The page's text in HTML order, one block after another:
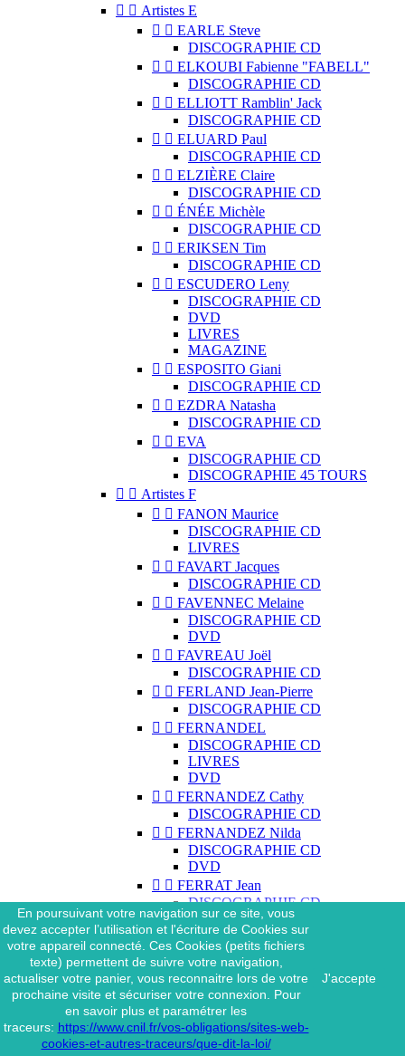
  Artistes E
  EARLE Steve
DISCOGRAPHIE CD
  ELKOUBI Fabienne "FABELL"
DISCOGRAPHIE CD
  ELLIOTT Ramblin' Jack
DISCOGRAPHIE CD
  ELUARD Paul
DISCOGRAPHIE CD
  ELZIÈRE Claire
DISCOGRAPHIE CD
  ÉNÉE Michèle
DISCOGRAPHIE CD
  ERIKSEN Tim
DISCOGRAPHIE CD
  ESCUDERO Leny
DISCOGRAPHIE CD
DVD
LIVRES
MAGAZINE
  ESPOSITO Giani
DISCOGRAPHIE CD
  EZDRA Natasha
DISCOGRAPHIE CD
  EVA
DISCOGRAPHIE CD
DISCOGRAPHIE 45 TOURS
  Artistes F
  FANON Maurice
DISCOGRAPHIE CD
LIVRES
  FAVART Jacques
DISCOGRAPHIE CD
  FAVENNEC Melaine
DISCOGRAPHIE CD
DVD
  FAVREAU Joël
DISCOGRAPHIE CD
  FERLAND Jean-Pierre
DISCOGRAPHIE CD
  FERNANDEL
DISCOGRAPHIE CD
LIVRES
DVD
  FERNANDEZ Cathy
DISCOGRAPHIE CD
  FERNANDEZ Nilda
DISCOGRAPHIE CD
DVD
  FERRAT Jean
DISCOGRAPHIE CD
DISCOGRAPHIE 45 TOURS
DISCOGRAPHIE 33 TOURS
DVD
MAGAZINE
  FERRAT Jean & SES
INTERPRÈTES
DISCOGRAPHIE CD
  FERRÉ Léo
En poursuivant votre navigation sur ce site, vous
devez accepter l’utilisation et l'écriture de Cookies sur
votre appareil connecté. Ces Cookies (petits fichiers
texte) permettent de suivre votre navigation,
actualiser votre panier, vous reconnaitre lors de votre
prochaine visite et sécuriser votre connexion. Pour
en savoir plus et paramétrer les
traceurs: https://www.cnil.fr/vos-obligations/sites-web-
cookies-et-autres-traceurs/que-dit-la-loi/
J'accepte